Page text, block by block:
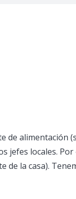
de alimentación
jefes locales. Por
de la casa).